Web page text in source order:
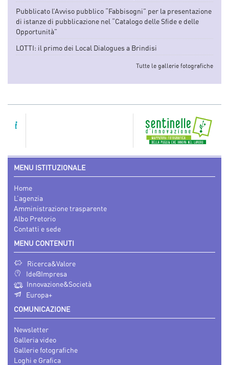
Pubblicato l’Avviso pubblico “Fabbisogni” per la presentazione
di istanze di pubblicazione nel “Catalogo delle Sfide e delle
Opportunità”
LOTTI: il primo dei Local Dialogues a Brindisi
Tutte le gallerie fotografiche
MENU ISTITUZIONALE
Home
L’agenzia
Amministrazione trasparente
Albo Pretorio
Contatti e sede
MENU CONTENUTI
Ricerca&Valore
Ide@Impresa
Innovazione&Società
Europa+
COMUNICAZIONE
Newsletter
Galleria video
Gallerie fotografiche
Loghi e Grafica